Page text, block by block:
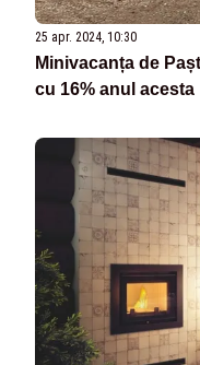
25 apr. 2024, 10:30
Minivacanța de
cu 16% anul acesta